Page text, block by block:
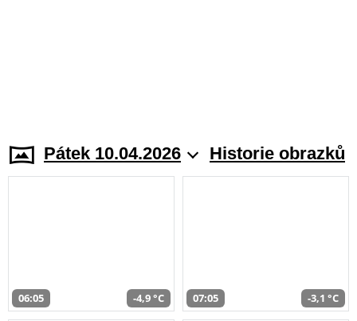
Pátek 10.04.2026 Historie obrazků
06:05 -4,9 °C 07:05 -3,1 °C